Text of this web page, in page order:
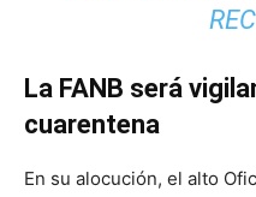
La FANB será
cuarentena
En su alocución, el alto